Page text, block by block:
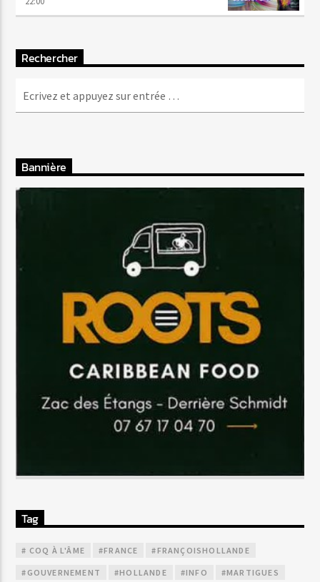
Rechercher
Bannière
Tag
# COQ À L'ÂME #FRANCE #FRANÇOISHOLLANDE
#GOUVERNEMENT #HOLLANDE #INFO #MARTIGUES